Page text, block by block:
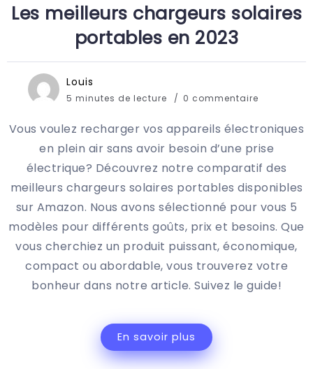
Les meilleurs chargeurs solaires
portables en 2023
Louis
5 minutes de lecture 0 commentaire
Vous voulez recharger vos appareils électroniques
en plein air sans avoir besoin d’une prise
électrique? Découvrez notre comparatif des
meilleurs chargeurs solaires portables disponibles
sur Amazon. Nous avons sélectionné pour vous 5
modèles pour différents goûts, prix et besoins. Que
vous cherchiez un produit puissant, économique,
compact ou abordable, vous trouverez votre
bonheur dans notre article. Suivez le guide!
En savoir plus